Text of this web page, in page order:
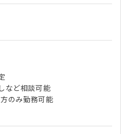
など相談可能
のみ勤務可能